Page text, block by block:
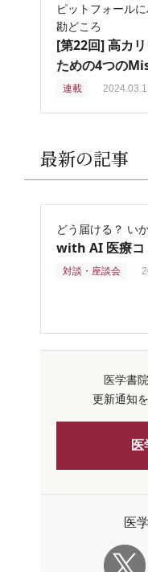
ピットフォール
勘どころ
[第22回] 高カ
ための4つの
連載
最新の記事
どう届ける？ い
with AI 医療コ
対談・座談会
医学書
更新通知
医